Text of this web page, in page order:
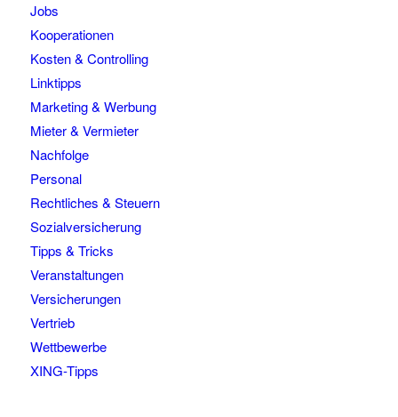
Jobs
Kooperationen
Kosten & Controlling
Linktipps
Marketing & Werbung
Mieter & Vermieter
Nachfolge
Personal
Rechtliches & Steuern
Sozialversicherung
Tipps & Tricks
Veranstaltungen
Versicherungen
Vertrieb
Wettbewerbe
XING-Tipps